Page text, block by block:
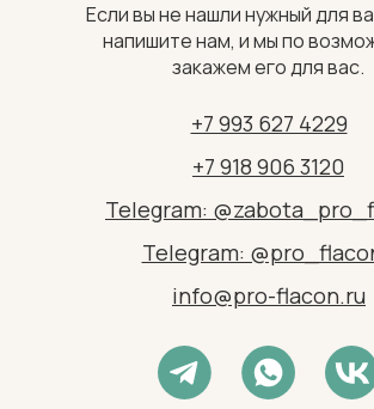
+7 993 627 4229
+7 918 906 3120
Telegram:
Telegram:
info@pro-flacon.ru
Если вы не нашли нужный для
напишите нам, и мы по
закажем его для вас.